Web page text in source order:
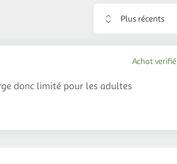
Trier
avis
donc limité pour les adultes
Achat verifié